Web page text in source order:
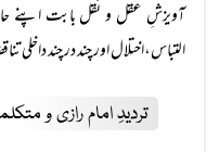
آویزشِ عقل و نقل بابت اپنے
التباس،اختلال اور چند در چند داخلی
تردیدِ امام رازی و